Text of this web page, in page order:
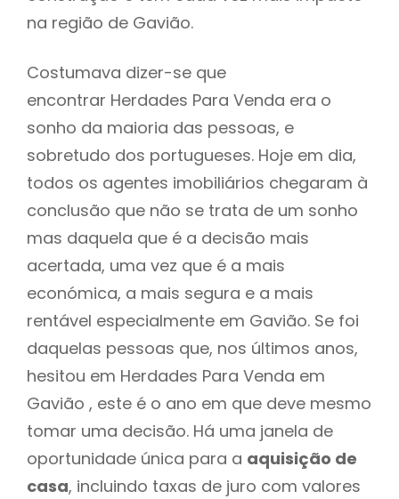
na região de Gavião.
Costumava dizer-se que
encontrar Herdades Para Venda era o
sonho da maioria das pessoas, e
sobretudo dos portugueses. Hoje em dia,
todos os agentes imobiliários chegaram à
conclusão que não se trata de um sonho
mas daquela que é a decisão mais
acertada, uma vez que é a mais
económica, a mais segura e a mais
rentável especialmente em Gavião. Se foi
daquelas pessoas que, nos últimos anos,
hesitou em Herdades Para Venda em
Gavião , este é o ano em que deve mesmo
tomar uma decisão. Há uma janela de
oportunidade única para a aquisição de
casa, incluindo taxas de juro com valores